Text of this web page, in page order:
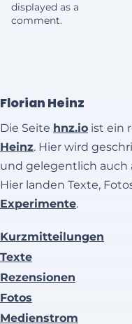
displayed as a
comment.
Florian Heinz
Die Seite hnz.io ist ein
Heinz. Hier wird
und gelegentlich auch
Hier landen Texte,
Experimente.
Kurzmitteilungen
Texte
Rezensionen
Fotos
Medienstrom